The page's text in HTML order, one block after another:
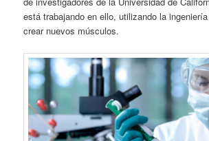
está trabajando en ello, utilizando la
crear nuevos músculos.